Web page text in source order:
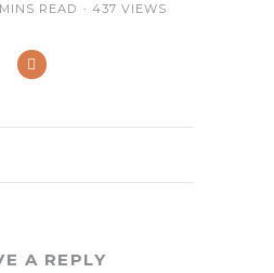
READ 437 VIEWS
A REPLY